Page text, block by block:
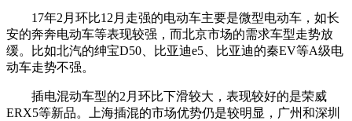
17年2月环比12月走强的电动车主要是微型电动车，如长
安的奔奔电动车等表现较强，而北京市场的需求车型走势放
缓。比如北汽的绅宝D50、比亚迪e5、比亚迪的秦EV等A级电
动车走势不强。
插电混动车型的2月环比下滑较大，表现较好的是荣威
ERX5等新品。上海插混的市场优势仍是较明显，广州和深圳